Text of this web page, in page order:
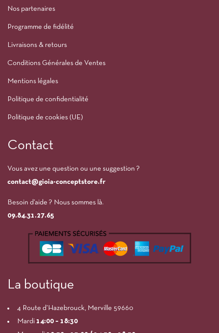
Nos partenaires
Programme de fidélité
Livraisons & retours
Conditions Générales de Ventes
Mentions légales
Politique de confidentialité
Politique de cookies (UE)
Contact
Vous avez une question ou une suggestion ?
contact@gioia-conceptstore.fr
Besoin d’aide ? Nous sommes là.
09.84.31.27.65
La boutique
4 Route d’Hazebrouck, Merville 59660
Mardi 14:00 – 18:30